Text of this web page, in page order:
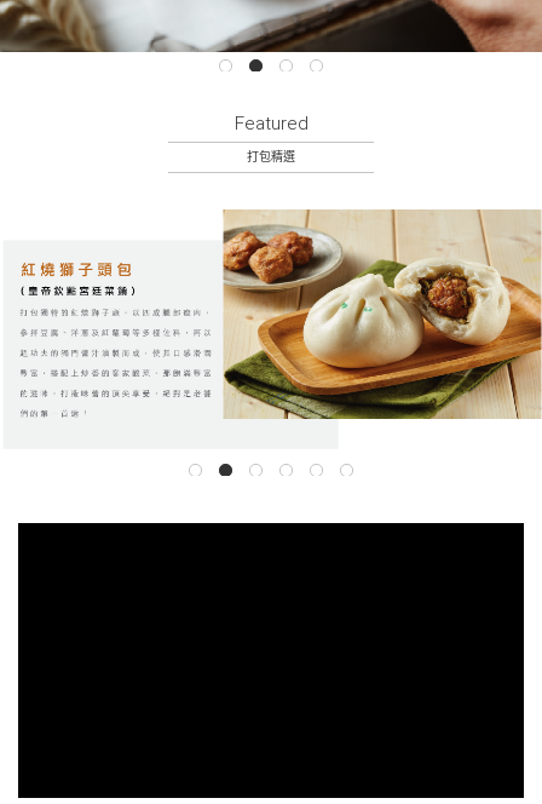
Featured
打包精選